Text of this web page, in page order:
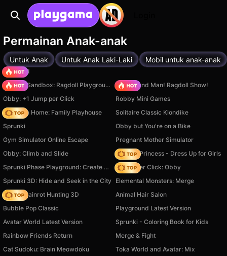
Permainan Anak-anak
Untuk Anak Untuk Anak Laki-Laki Mobil untuk anak-anak
TB World
Sprunki Sandbox: Ragdoll Playground Mode
Playground Man! Ragdoll Show!
Obby: +1 Jump per Click
Robby Mini Games
My Town Home: Family Playhouse
Solitaire Classic Klondike
Sprunki
Obby but You're on a Bike
Gym Simulator Online Escape
Pregnant Mother Simulator
Obby: Climb and Slide
Fashion Princess - Dress Up for Girls
Sprunki Phase Playground: Create Sprunki and Music
Speed per Click: Obby
Sprunki 3D: Hide and Seek in the City Elemental Monsters: Merge
Italian Brainrot Hunting 3D
Animal Hair Salon
Bubble Pop Classic
Playground Latest Version
Avatar World Latest Version
Sprunki - Coloring Book for Kids
Rainbow Friends Return
Merge & Fight
Cat Sudoku: Brain Meowdoku
Toka World and Avatar: Mix